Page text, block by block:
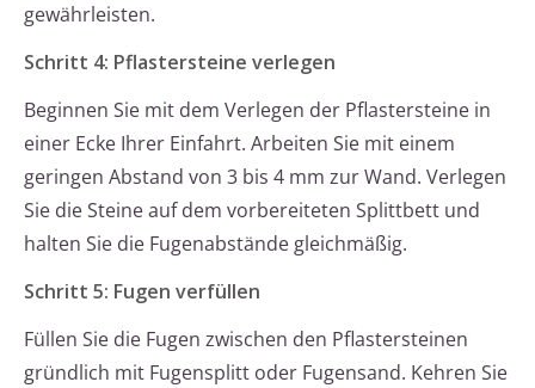
gewährleisten.
Schritt 4: Pflastersteine verlegen
Beginnen Sie mit dem Verlegen der Pflastersteine in
einer Ecke Ihrer Einfahrt. Arbeiten Sie mit einem
geringen Abstand von 3 bis 4 mm zur Wand. Verlegen
Sie die Steine auf dem vorbereiteten Splittbett und
halten Sie die Fugenabstände gleichmäßig.
Schritt 5: Fugen verfüllen
Füllen Sie die Fugen zwischen den Pflastersteinen
gründlich mit Fugensplitt oder Fugensand. Kehren Sie